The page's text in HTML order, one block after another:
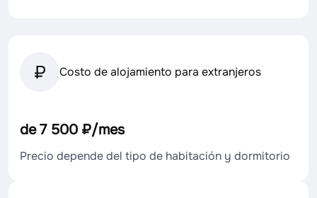
Costo de alojamiento para extranjeros
de 7 500 ₽/mes
Precio depende del tipo de habitación y dormitorio